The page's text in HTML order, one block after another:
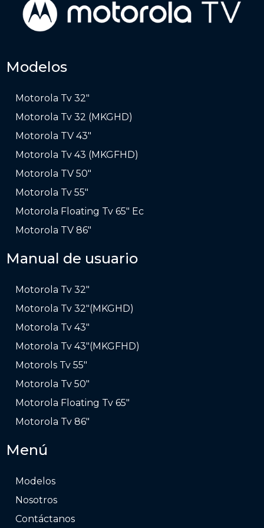
Modelos
Motorola Tv 32″
Motorola Tv 32 (MKGHD)
Motorola TV 43″
Motorola Tv 43 (MKGFHD)
Motorola TV 50″
Motorola Tv 55″
Motorola Floating Tv 65″ Ec
Motorola TV 86″
Manual de usuario
Motorola Tv 32″
Motorola Tv 32″(MKGHD)
Motorola Tv 43″
Motorola Tv 43″(MKGFHD)
Motorols Tv 55″
Motorola Tv 50″
Motorola Floating Tv 65″
Motorola Tv 86″
Menú
Modelos
Nosotros
Contáctanos